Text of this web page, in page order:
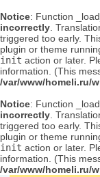
Notice: Function
incorrectly .
triggered too early.
plugin or theme
init action or later.
information. (This
/var/www/homeli.ru/
Notice: Function
incorrectly .
triggered too early.
plugin or theme
init action or later.
information. (This
/var/www/homeli.ru/